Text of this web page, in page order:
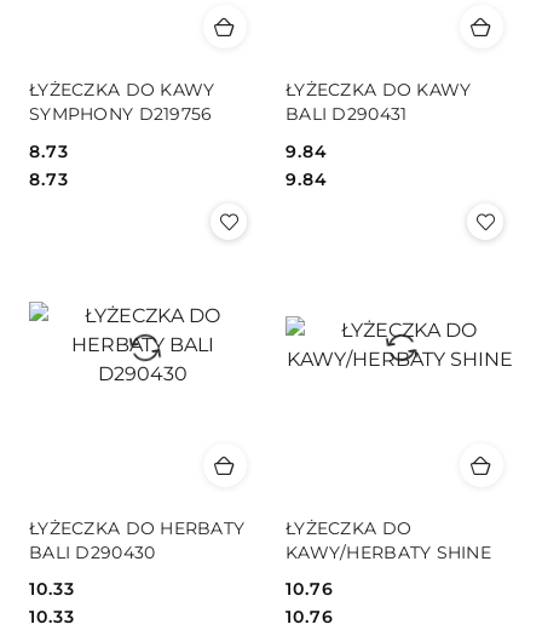
ŁYŻECZKA DO KAWY
SYMPHONY D219756
Cena:
8.73
Cena:
8.73
ŁYŻECZKA DO KAWY
BALI D290431
Cena:
9.84
Cena:
9.84
ŁYŻECZKA DO HERBATY
BALI D290430
Cena:
10.33
Cena:
10.33
ŁYŻECZKA DO
KAWY/HERBATY SHINE
Cena:
10.76
Cena:
10.76